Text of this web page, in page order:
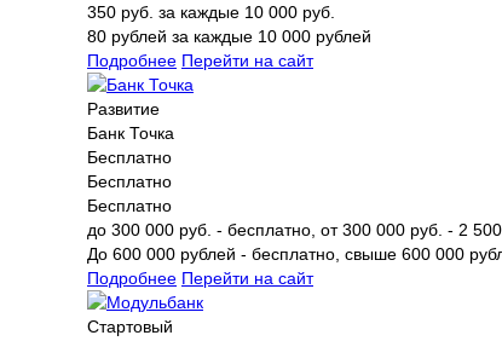
350 руб. за каждые 10 000 руб.
80 рублей за каждые 10 000 рублей
Подробнее Перейти на сайт
Развитие
Банк Точка
Бесплатно
Бесплатно
Бесплатно
до 300 000 руб. - бесплатно, от 300 000 руб. - 2
До 600 000 рублей - бесплатно, свыше 600 000
Подробнее Перейти на сайт
Стартовый